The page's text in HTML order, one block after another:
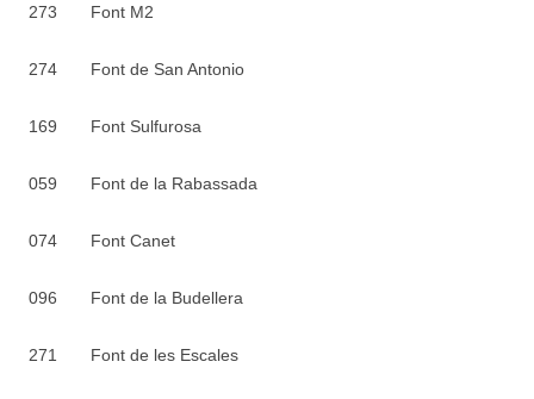
273 Font M2
274 Font de San Antonio
169 Font Sulfurosa
059 Font de la Rabassada
074 Font Canet
096 Font de la Budellera
271 Font de les Escales